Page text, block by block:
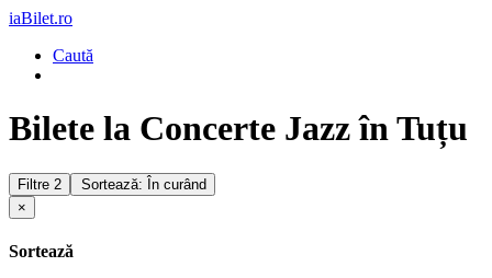
iaBilet.ro
Caută
Bilete la Concerte Jazz în Tuțu
Filtre 2
Sortează: În curând
×
Sortează